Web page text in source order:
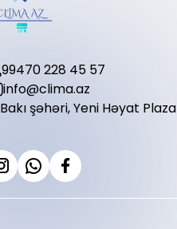
99470 228 45 57
info@clima.az
Bakı şəhəri, Yeni Həyat Plaza